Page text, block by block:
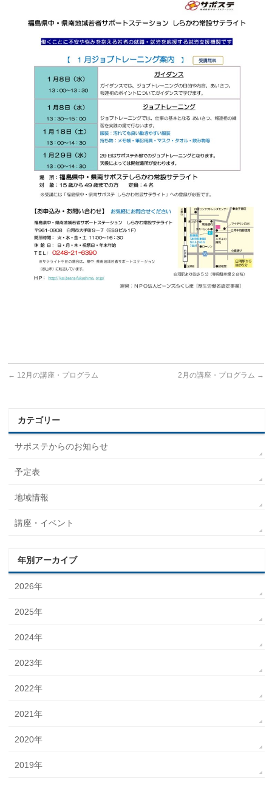
← 12月の講座・プログラム 2月の講座・プログラム →
カテゴリー
サポステからのお知らせ
予定表
地域情報
講座・イベント
年別アーカイブ
2026年
2025年
2024年
2023年
2022年
2021年
2020年
2019年